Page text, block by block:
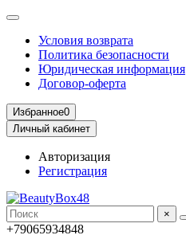
Условия возврата
Политика безопасности
Юридическая информация
Договор-оферта
Избранное0
Личный кабинет
Авторизация
Регистрация
×
+79065934848